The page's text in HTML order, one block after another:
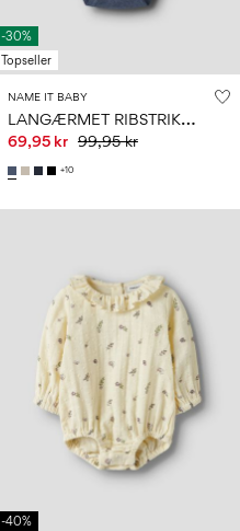
-30%
Topseller
NAME IT BABY
L
ANGÆRMET RIBSTRIKKET BODYSTOCKING
69,95 kr 99,95 kr
+10
-40%